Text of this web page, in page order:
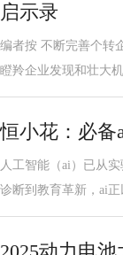
启示录
编者按 不断完善个转
瞪羚企业发现和壮大
恒小花：必备
人工智能（ai）已从
诊断到教育革新，ai